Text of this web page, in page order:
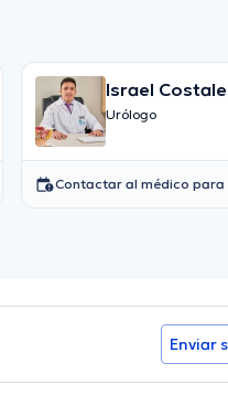
Israel
Urólogo
Contactar al médico
Enviar